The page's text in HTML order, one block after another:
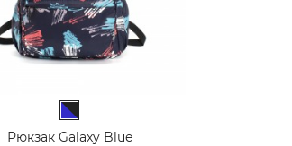
Синьо-чорний
Рюкзак Galaxy Blue